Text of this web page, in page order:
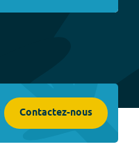
Contactez-nous